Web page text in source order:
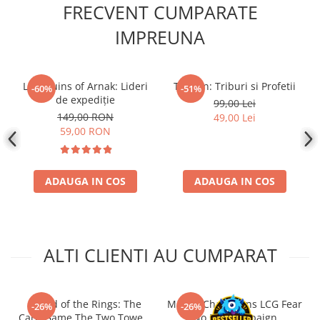
Disney Lorcana
UniVersus CCG
Neverrift TCG
Riftbound League of Legends TCG
Hololive
Magic The Gathering TCG
One Piece Card Game
Final Fantasy
Alte TCG-uri
Carti singles
FRECVENT CUMPARATE
IMPREUNA
-60%
Lost Ruins of Arnak: Lideri
de expediție
149,00 RON
59,00 RON
ADAUGA IN COS
-51%
Tzolk'in: Triburi si Profetii
99,00 Lei
49,00 Lei
ADAUGA IN COS
ALTI CLIENTI AU CUMPARAT
-26%
- Lord of the Rings: The
-26%
Marvel Champions LCG Fear